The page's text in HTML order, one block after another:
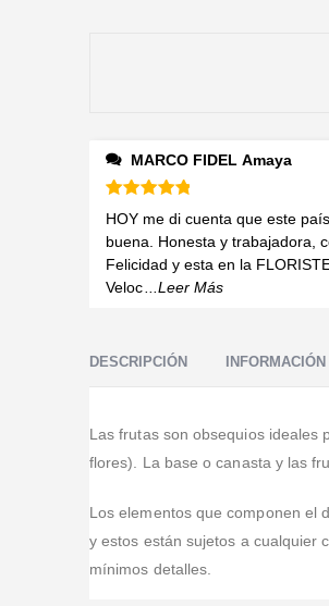
MARCO FIDEL Amaya
HOY me di cuenta que este
buena. Honesta y trabajadora,
Felicidad y esta en la FLORISTERIA SUPER
Veloc
...Leer Más
DESCRIPCIÓN
Las frutas son obsequios ideales
flores). La base o canasta y las
Los elementos que componen el
y estos están sujetos a cualquier
mínimos detalles.